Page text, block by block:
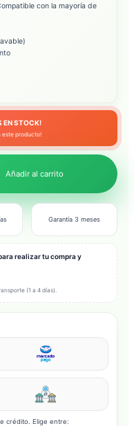
con la mayoría de
EN STOCK!
este producto!
Añadir al carrito
Garantía 3 meses
realizar tu compra y
(1 a 4 días).
crédito. Elige entre: